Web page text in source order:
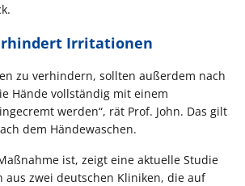
Irritationen
zu verhindern, sollten außerdem nach
Hände vollständig mit einem
werden“, rät Prof. John. Das gilt
dem Händewaschen.
ist, zeigt eine aktuelle Studie
aus zwei deutschen Kliniken, die auf